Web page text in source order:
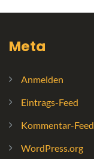
Meta
Anmelden
Eintrags-Feed
Kommentar-Feed
WordPress.org